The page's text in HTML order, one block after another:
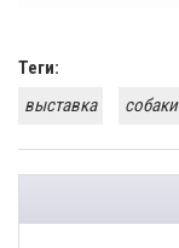
Теги:
выставка
собаки